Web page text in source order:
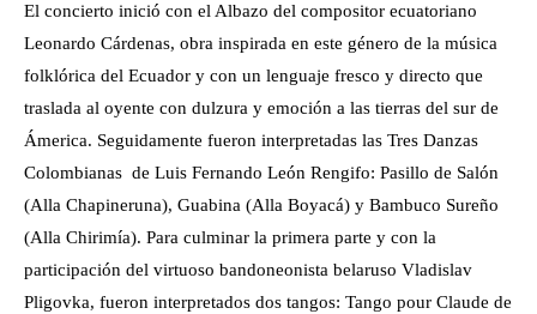
El concierto inició con el Albazo del compositor ecuatoriano
Leonardo Cárdenas, obra inspirada en este género de la música
folklórica del Ecuador y con un lenguaje fresco y directo que
traslada al oyente con dulzura y emoción a las tierras del sur de
Ámerica. Seguidamente fueron interpretadas las Tres Danzas
Colombianas de Luis Fernando León Rengifo: Pasillo de Salón
(Alla Chapineruna), Guabina (Alla Boyacá) y Bambuco Sureño
(Alla Chirimía). Para culminar la primera parte y con la
participación del virtuoso bandoneonista belaruso Vladislav
Pligovka, fueron interpretados dos tangos: Tango pour Claude de